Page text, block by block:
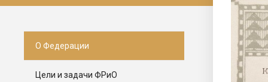
О Федерации
Цели и задачи ФРиО